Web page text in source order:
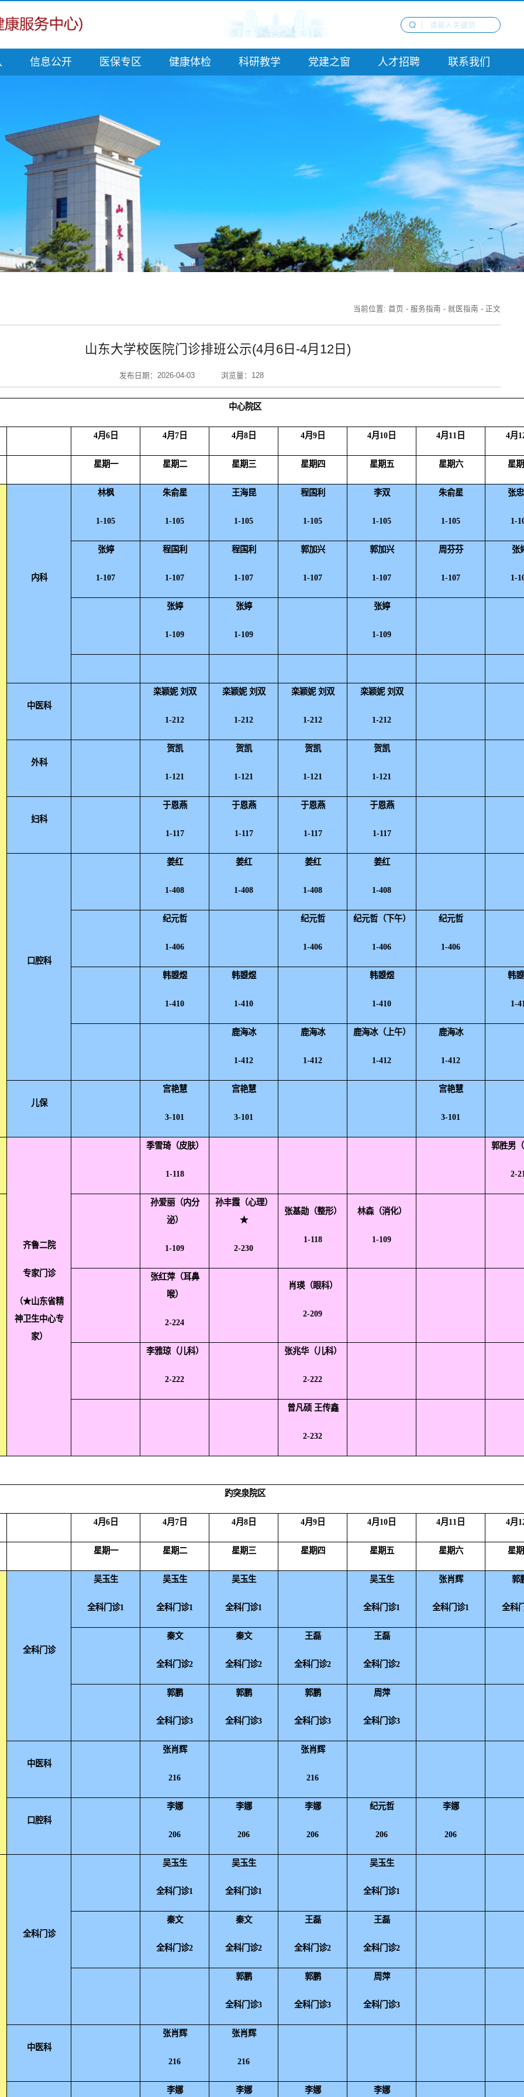
信息公开 医保专区 健康体检 科研教学 党建之窗 人才招聘 联系我们
当前位置: 首页 - 服务指南 - 就医指南 - 正文
山东大学校医院门诊排班公示(4月6日-4月12日)
发布日期：2026-04-03 浏览量： 128
中心院区
4月6日 4月7日 4月8日 4月9日 4月 10 日 4月 11 日 4月
星期一 星期二 星期三 星期四 星期五 星期六 星
内科
林枫
1-105
朱俞星
1-105
王海昆
1-105
程国利
1-105
李双
1-105
朱俞星
1-105
张
1-
张婷
1-107
程国利
1-107
程国利
1-107
郭加兴
1-107
郭加兴
1-107
周芬芬
1-107
张
1-
张婷
1-109
张婷
1-109
张婷
1-109
中医科
栾颖妮 刘双
1-212
栾颖妮 刘双
1-212
栾颖妮 刘双
1-212
栾颖妮 刘双
1-212
外科
贺凯
1-121
贺凯
1-121
贺凯
1-121
贺凯
1-121
妇科
于恩燕
1-117
于恩燕
1-117
于恩燕
1-117
于恩燕
1-117
口腔科
姜红
1-408
姜红
1-408
姜红
1-408
姜红
1-408
纪元哲
1-406
纪元哲
1-406
纪元哲（下午）
1-406
纪元哲
1-406
韩曌煜
1-410
韩曌煜
1-410
韩曌煜
1-410
韩
1-
鹿海冰
1-412
鹿海冰
1-412
鹿海冰（上午）
1-412
鹿海冰
1-412
儿保
宫艳慧
3-101
宫艳慧
3-101
宫艳慧
3-101
齐鲁二院
专家门诊
（★山东省精
神卫生中心专
家）
季雪琦（皮肤）
1-118
郭胜男
2-
孙爱丽（内分
泌）
1-109
孙丰霞（心理）
★
2-230
张基勋（整形）
1-118
林森（消化）
1-109
张红萍（耳鼻
喉）
2-224
肖瑛（眼科）
2-209
李雅琼（儿科）
2-222
张兆华（儿科）
2-222
曾凡硕 王传鑫
2-232
趵突泉院区
4月6日 4月7日 4月8日 4月9日 4月 10 日 4月 11 日 4月
星期一 星期二 星期三 星期四 星期五 星期六 星
全科门诊
吴玉生
全科门诊1
吴玉生
全科门诊1
吴玉生
全科门诊1
吴玉生
全科门诊1
张肖辉
全科门诊1
郭
全科
秦文
全科门诊2
秦文
全科门诊2
王磊
全科门诊2
王磊
全科门诊2
郭鹏
全科门诊3
郭鹏
全科门诊3
郭鹏
全科门诊3
周萍
全科门诊3
中医科
张肖辉
216
张肖辉
216
口腔科
李娜
206
李娜
206
李娜
206
纪元哲
206
李娜
206
全科门诊
吴玉生
全科门诊1
吴玉生
全科门诊1
吴玉生
全科门诊1
秦文
全科门诊2
秦文
全科门诊2
王磊
全科门诊2
王磊
全科门诊2
郭鹏
全科门诊3
郭鹏
全科门诊3
周萍
全科门诊3
中医科
张肖辉
216
张肖辉
216
李娜 李娜 李娜 李娜